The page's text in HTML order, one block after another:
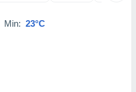
Min: 23°C